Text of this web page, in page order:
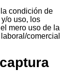
condición de
o uso, los
mero uso de la
comercial